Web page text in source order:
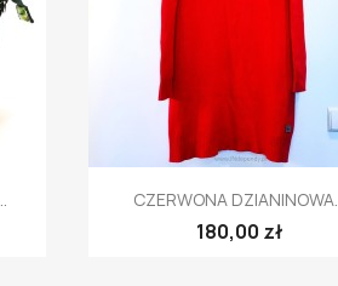
Szybki podgląd
CZERWONA
180,00 zł